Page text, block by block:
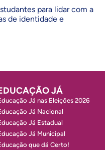
para lidar com a
de identidade e
JÁ
Já nas Eleições 2026
Já Nacional
Já Estadual
Já Municipal
que dá Certo!